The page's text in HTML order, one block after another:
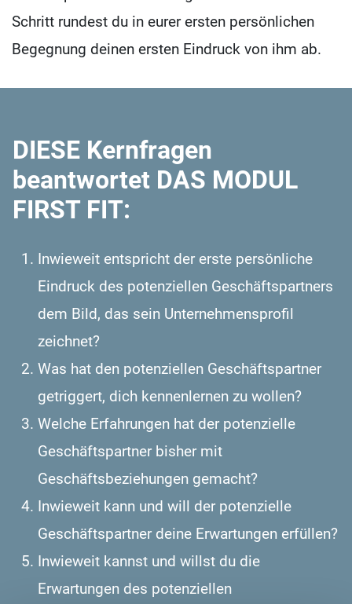
Schritt rundest du in eurer ersten persönlichen
Begegnung deinen ersten Eindruck von ihm ab.
DIESE Kernfragen
beantwortet DAS MODUL
FIRST FIT:
Inwieweit entspricht der erste persönliche
Eindruck des potenziellen Geschäftspartners
dem Bild, das sein Unternehmensprofil
zeichnet?
Was hat den potenziellen Geschäftspartner
getriggert, dich kennenlernen zu wollen?
Welche Erfahrungen hat der potenzielle
Geschäftspartner bisher mit
Geschäftsbeziehungen gemacht?
Inwieweit kann und will der potenzielle
Geschäftspartner deine Erwartungen erfüllen?
Inwieweit kannst und willst du die
Erwartungen des potenziellen